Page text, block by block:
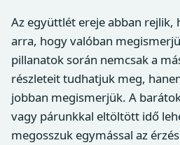
Az együttlét ereje abban rejlik,
arra, hogy valóban
pillanatok során nemcsak a
részleteit tudhatjuk meg,
jobban megismerjük. A
vagy párunkkal eltöltött idő
megosszuk egymással az